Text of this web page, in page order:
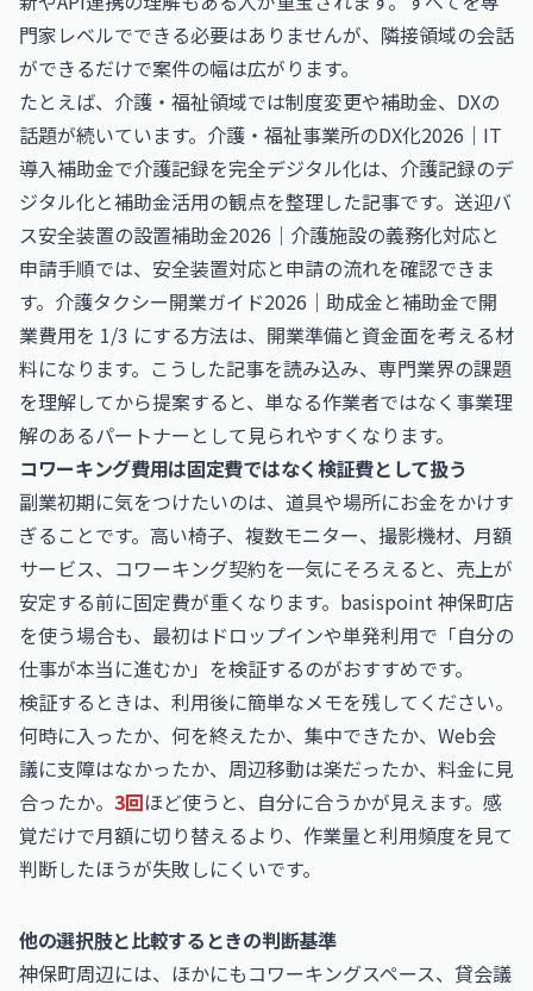
門家レベルでできる必要はありませんが、隣接領域の会話
ができるだけで案件の幅は広がります。
たとえば、介護・福祉領域では制度変更や補助金、DXの
話題が続いています。 介護・福祉事業所のDX化2026｜IT
導入補助金で介護記録を完全デジタル化は、介護記録のデ
ジタル化と補助金活用の観点を整理した記事です。 送迎バ
ス安全装置の設置補助金2026｜介護施設の義務化対応と
申請手順では、安全装置対応と申請の流れを確認できま
す。 介護タクシー開業ガイド2026｜助成金と補助金で開
業費用を 1/3 にする方法は、開業準備と資金面を考える材
料になります。こうした記事を読み込み、専門業界の課題
を理解してから提案すると、単なる作業者ではなく事業理
解のあるパートナーとして見られやすくなります。
コワーキング費用は固定費ではなく検証費として扱う
副業初期に気をつけたいのは、道具や場所にお金をかけす
ぎることです。高い椅子、複数モニター、撮影機材、月額
サービス、コワーキング契約を一気にそろえると、売上が
安定する前に固定費が重くなります。basispoint 神保町店
を使う場合も、最初はドロップインや単発利用で「自分の
仕事が本当に進むか」を検証するのがおすすめです。
検証するときは、利用後に簡単なメモを残してください。
何時に入ったか、何を終えたか、集中できたか、Web会
議に支障はなかったか、周辺移動は楽だったか、料金に見
合ったか。 3回ほど使うと、自分に合うかが見えます。感
覚だけで月額に切り替えるより、作業量と利用頻度を見て
判断したほうが失敗しにくいです。
他の選択肢と比較するときの判断基準
神保町周辺には、ほかにもコワーキングスペース、貸会議